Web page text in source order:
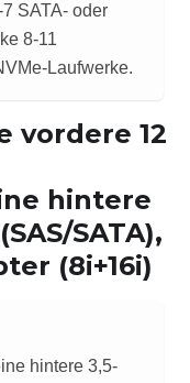
SATA- oder
8-11
Laufwerke.
vordere 12
hintere
SATA),
(8i+16i)
hintere 3,5-